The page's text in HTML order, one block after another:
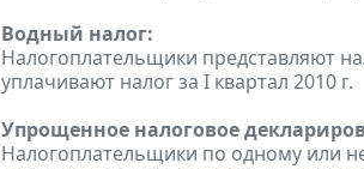
Водный налог:
Налогоплательщики представляют
уплачивают налог за I квартал 2010 г.
Упрощенное налоговое
Налогоплательщики по одному или